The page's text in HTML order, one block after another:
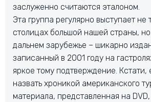
заслуженно считаются эталоном.
Эта группа регулярно выступает не
столицах большой нашей страны,
дальнем зарубежье – шикарно
записанный в 2001 году на
яркое тому подтверждение. Кстати,
назвать хроникой американского
материала, представленная на